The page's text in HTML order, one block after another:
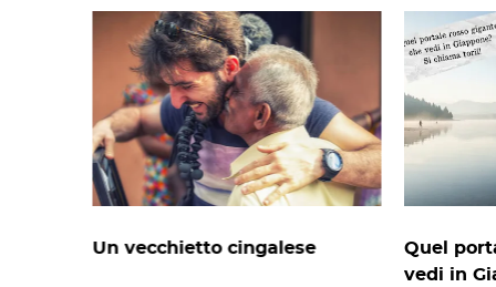
Un vecchietto cingalese
Quel
vedi in